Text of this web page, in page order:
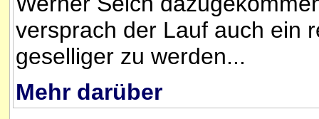
versprach der Lauf auch ein
geselliger zu werden...
Mehr darüber